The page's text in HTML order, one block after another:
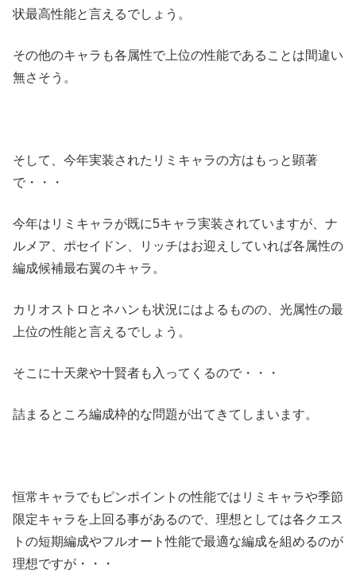
状最高性能と言えるでしょう。
その他のキャラも各属性で上位の性能であることは間違い
無さそう。
そして、今年実装されたリミキャラの方はもっと顕著
で・・・
今年はリミキャラが既に5キャラ実装されていますが、ナ
ルメア、ポセイドン、リッチはお迎えしていれば各属性の
編成候補最右翼のキャラ。
カリオストロとネハンも状況にはよるものの、光属性の最
上位の性能と言えるでしょう。
そこに十天衆や十賢者も入ってくるので・・・
詰まるところ編成枠的な問題が出てきてしまいます。
恒常キャラでもピンポイントの性能ではリミキャラや季節
限定キャラを上回る事があるので、理想としては各クエス
トの短期編成やフルオート性能で最適な編成を組めるのが
理想ですが・・・